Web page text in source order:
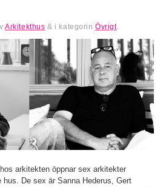
Arkitekthus & i kategorinÖvrigt.
arkitekten öppnar sex arkitekter
hus. De sex är Sanna Hederus, Gert